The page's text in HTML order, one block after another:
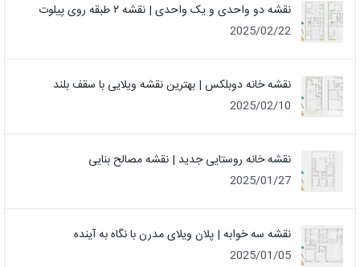
نقشه دو واحدی و یک واحدی | نقشه ۲ طبقه روی پیلوت
2025/02/22
نقشه خانه دوبلکس | بهترین نقشه ویلایی با سقف بلند
2025/02/10
نقشه خانه روستایی جدید | نقشه مصالح بنایی
2025/01/27
نقشه سه خوابه | پلان ویلای مدرن با نگاه به آینده
2025/01/05